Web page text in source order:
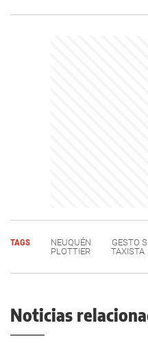
TAGS NEUQUÉN GESTO
PLOTTIER
TAXISTA
Noticias